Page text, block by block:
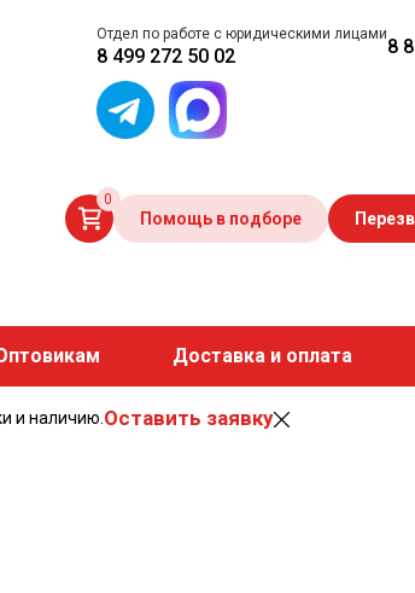
Отдел по работе с юридическими лицами
8 499 272 50 02 8
0
Помощь в подборе
Доставка и оплата
и наличию. Оставить заявку